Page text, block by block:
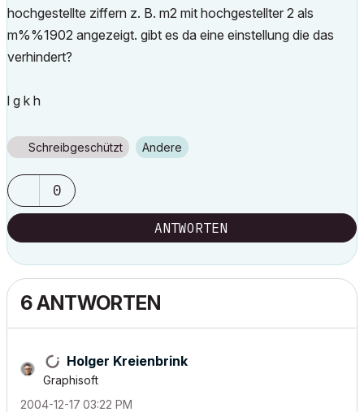
hochgestellte ziffern z. B. m2 mit hochgestellter 2 als
m%%1902 angezeigt. gibt es da eine einstellung die das
verhindert?
l g k h
Schreibgeschützt Andere
0
ANTWORTEN
6 ANTWORTEN
Holger Kreienbrink
Graphisoft
‎2004-12-17 03:22 PM